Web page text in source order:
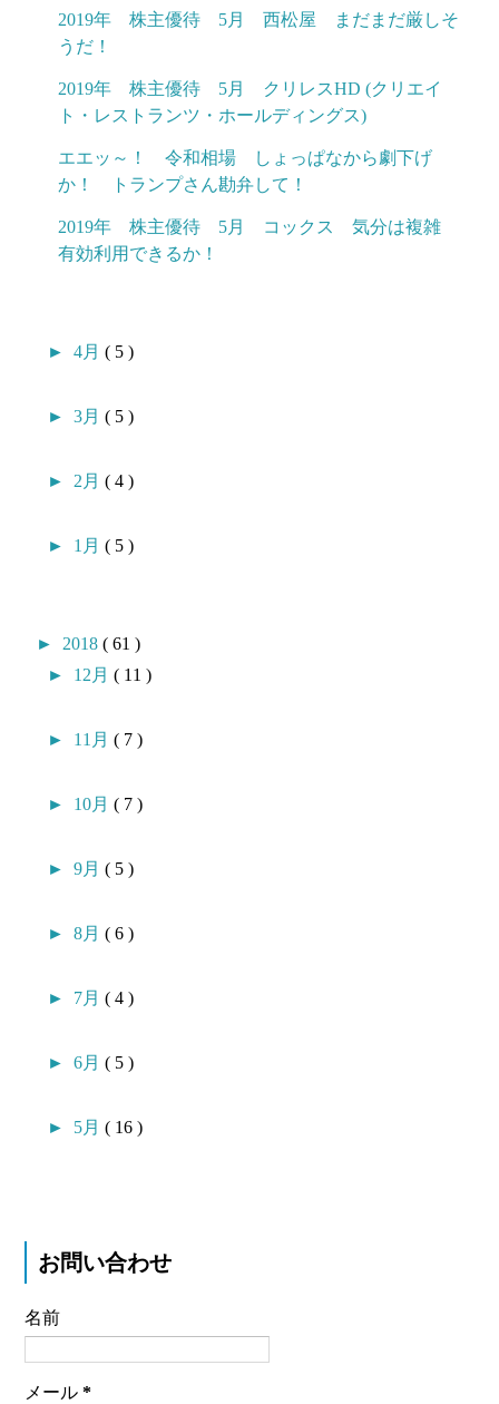
2019年 株主優待 5月 西松屋 まだまだ厳しそ
うだ！
2019年 株主優待 5月 クリレスHD (クリエイ
ト・レストランツ・ホールディングス)
エエッ～！ 令和相場 しょっぱなから劇下げ
か！ トランプさん勘弁して！
2019年 株主優待 5月 コックス 気分は複雑
有効利用できるか！
►4月( 5 )
►3月( 5 )
► 2月( 4 )
► 1月( 5 )
► 2018( 61 )
► 12月( 11 )
► 11月( 7 )
► 10月( 7 )
►9月( 5 )
►8月( 6 )
► 7月( 4 )
►6月( 5 )
► 5月( 16 )
お問い合わせ
名前
メール*